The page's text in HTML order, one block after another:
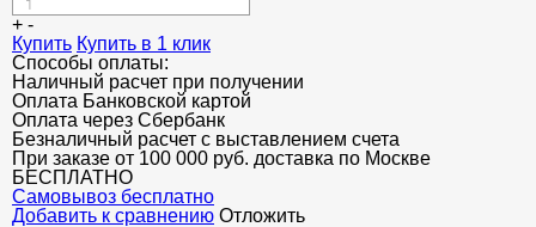
ПОТОЛКИ
АКЦИИ
НЕДОРОГОЙ МЕТАЛЛОПРОКАТ
+ -
Купить Купить в 1 клик
Способы оплаты:
Наличный расчет при получении
Оплата Банковской картой
Оплата через Сбербанк
Безналичный расчет с выставлением счета
При заказе от 100 000 руб. доставка по Москве
БЕСПЛАТНО
Cамовывоз бесплатно
Добавить к сравнению Отложить